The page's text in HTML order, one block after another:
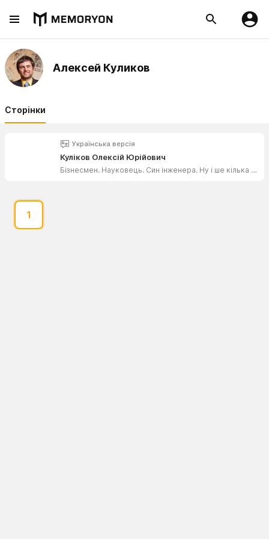
Алексей Куликов
Сторінки
Українська версія
Куліков Олексій Юрійович
Бізнесмен. Науковець. Син інженера. Ну і ше кілька компетенцій!
1